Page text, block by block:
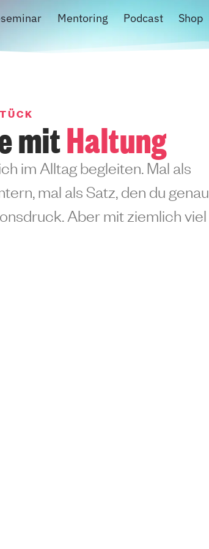
Mentoring Podcast Shop
mitHaltung
im Alltag begleiten. Mal als
mal als Satz, den du genau
Aber mit ziemlich viel